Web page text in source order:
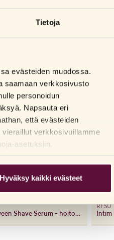
Tietoja
evästeiden muodossa.
saamaan verkkosivusto
personoidun
Napsauta eri
että evästeiden
verkkosivuillamme
asetuksiin.
Hyväksy kaikki evästeet
Intim Between Shave Serum - hoitoseerumi karvanpoistojen välissä
RFSU
Intim